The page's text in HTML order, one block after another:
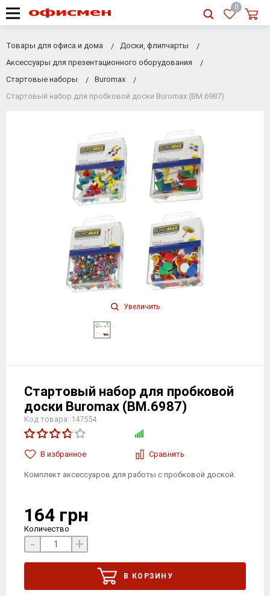
RU
0
Товары для офиса и дома
Доски, флипчарты
Аксессуары для презентационного оборудования
Стартовые наборы
Buromax
Стартовый набор для пробковой доски Buromax (BM.6987)
Увеличить
Стартовый набор для пробковой
доски Buromax (BM.6987)
Код товара: 147554
В избранноe Сравнить
Комплект аксессуаров для работы с пробковой доской.
164 грн
Количество
- +
В КОРЗИНУ